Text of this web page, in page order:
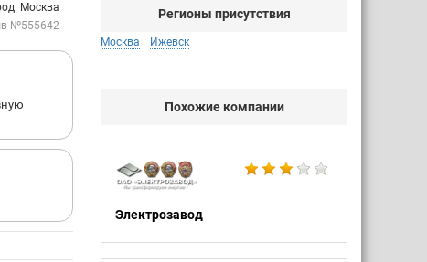
Москва
№555642
Регионы присутствия
Москва Ижевск
Похожие компании
Электрозавод